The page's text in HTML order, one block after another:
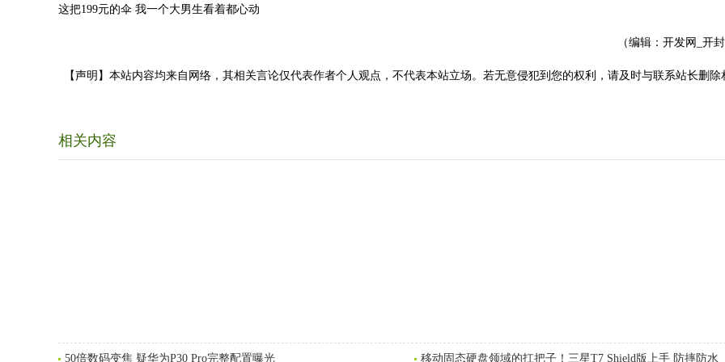
这把199元的伞 我一个大男生看着都心动
（编辑：开发网_开
【声明】本站内容均来自网络，其相关言论仅代表作者个人观点，不代表本站立场。若无意侵犯到您的权利，请及时与联系站长删除
相关内容
50倍数码变焦 疑华为P30 Pro完整配置曝光 移动固态硬盘领域的扛把子！三星T7 Shield版上手 防摔防水